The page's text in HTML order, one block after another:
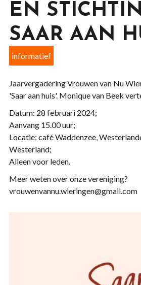
EN
SAAR AAN
informatief
Jaarvergadering Vrouwen van Nu
'Saar aan huis'. Monique van Beek
Datum: 28 februari 2024;
Aanvang 15.00 uur;
Locatie: café Waddenzee,
Westerland;
Alleen voor leden.
Meer weten over onze vereniging?
vrouwenvannu.wieringen@gmail.com